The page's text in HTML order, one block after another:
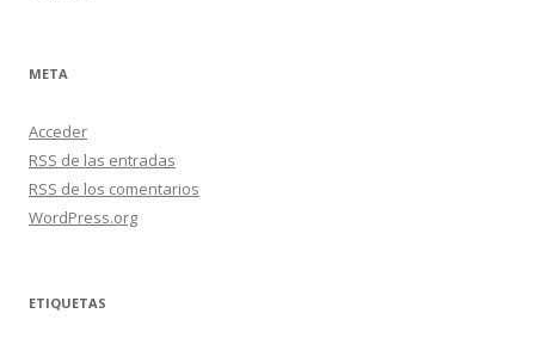
META
Acceder
RSS de las entradas
RSS de los comentarios
WordPress.org
ETIQUETAS